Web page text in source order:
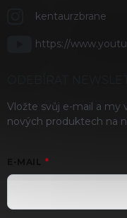
kentaurzbrane
https://
Vložte svůj e-mail a my
nových produktech na